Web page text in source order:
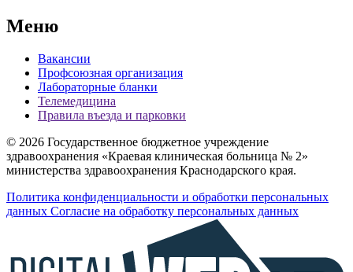
Меню
Вакансии
Профсоюзная организация
Лабораторные бланки
Телемедицина
Правила въезда и парковки
© 2026 Государственное бюджетное учреждение
здравоохранения «Краевая клиническая больница № 2»
министерства здравоохранения Краснодарского края.
Политика конфиденциальности и обработки персональных
данных Согласие на обработку персональных данных